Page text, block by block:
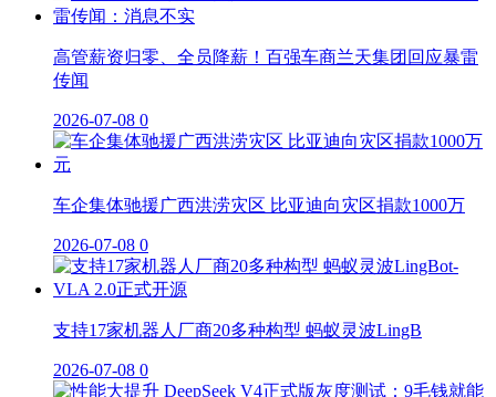
高管薪资归零、全员降薪！百强车商兰天集团回应暴雷
传闻
2026-07-08 0
车企集体驰援广西洪涝灾区 比亚迪向灾区捐款1000万
2026-07-08 0
支持17家机器人厂商20多种构型 蚂蚁灵波LingB
2026-07-08 0